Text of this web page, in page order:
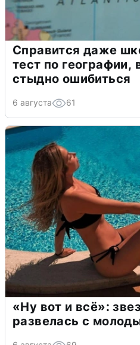
Справится даже
тест по географии,
стыдно ошибиться
6 августа 61
«Ну вот и всё»:
развелась с